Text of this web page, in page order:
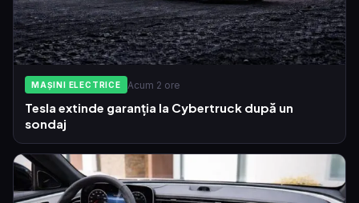
MAȘINI ELECTRICE Acum 2 ore
Tesla extinde garanția la Cybertruck după un
sondaj